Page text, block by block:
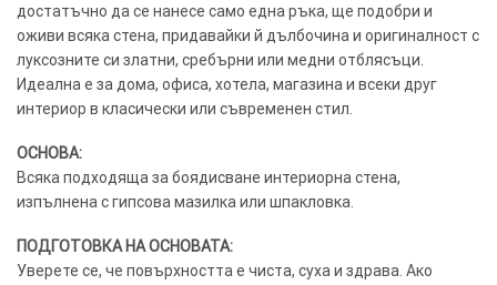
достатъчно да се нанесе само една ръка, ще подобри и
оживи всяка стена, придавайки й дълбочина и оригиналност с
луксозните си златни, сребърни или медни отблясъци.
Идеална е за дома, офиса, хотела, магазина и всеки друг
интериор в класически или съвременен стил.
ОСНОВА:
Всяка подходяща за боядисване интериорна стена,
изпълнена с гипсова мазилка или шпакловка.
ПОДГОТОВКА НА ОСНОВАТА:
Уверете се, че повърхността е чиста, суха и здрава. Ако